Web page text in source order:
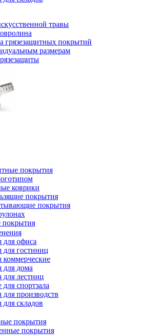
травы
грязезащитных покрытий
размерам
покрытия
коврики
покрытия
покрытия
покрытия
офиса
гостиниц
дома
лестниц
спортзала
производств
складов
покрытия
покрытия